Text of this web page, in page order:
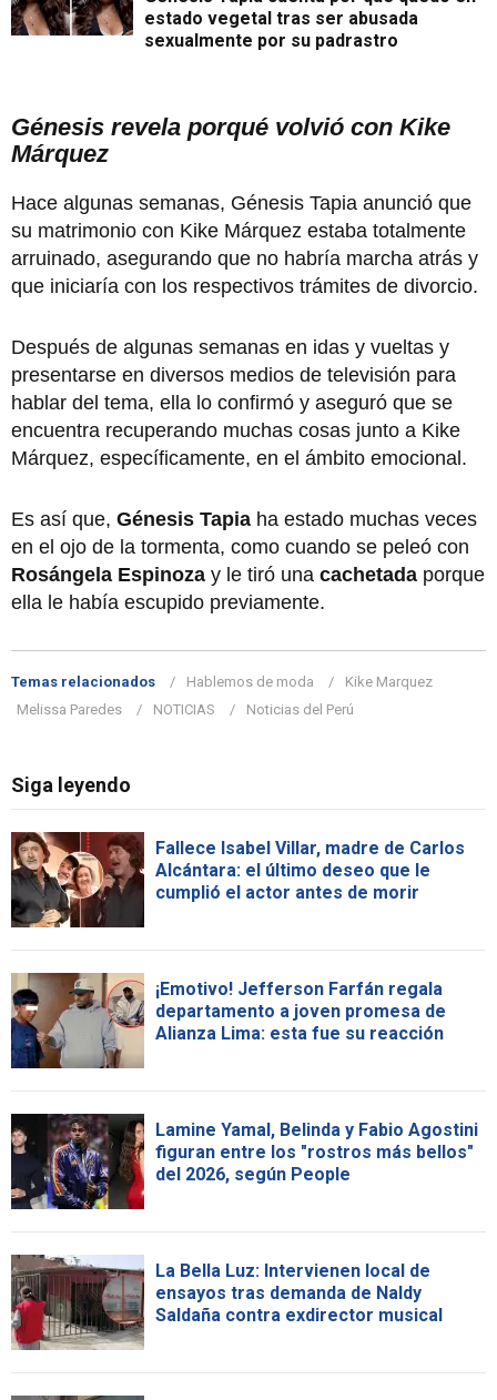
estado vegetal tras ser abusada
sexualmente por su padrastro
Génesis revela porqué volvió con Kike
Márquez
Hace algunas semanas, Génesis Tapia anunció que
su matrimonio con Kike Márquez estaba totalmente
arruinado, asegurando que no habría marcha atrás y
que iniciaría con los respectivos trámites de divorcio.
Después de algunas semanas en idas y vueltas y
presentarse en diversos medios de televisión para
hablar del tema, ella lo confirmó y aseguró que se
encuentra recuperando muchas cosas junto a Kike
Márquez, específicamente, en el ámbito emocional.
Es así que, Génesis Tapia ha estado muchas veces
en el ojo de la tormenta, como cuando se peleó con
Rosángela Espinoza y le tiró una cachetada porque
ella le había escupido previamente.
Temas relacionados Hablemos de moda
Kike Marquez
Melissa Paredes
NOTICIAS Noticias del Perú
Siga leyendo
Fallece Isabel Villar, madre de Carlos
Alcántara: el último deseo que le
cumplió el actor antes de morir
¡Emotivo! Jefferson Farfán regala
departamento a joven promesa de
Alianza Lima: esta fue su reacción
Lamine Yamal, Belinda y Fabio Agostini
figuran entre los "rostros más bellos"
del 2026, según People
La Bella Luz: Intervienen local de
ensayos tras demanda de Naldy
Saldaña contra exdirector musical